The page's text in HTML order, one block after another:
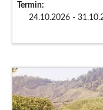
Termin:
24.10.2026 -